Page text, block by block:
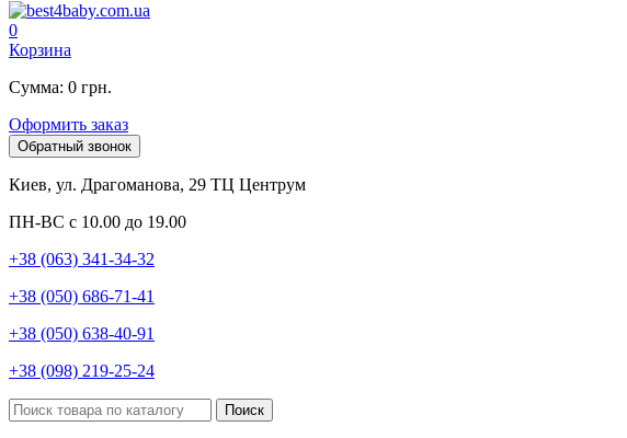
0
Корзина
Сумма: 0 грн.
Оформить заказ
Обратный звонок
Киев, ул. Драгоманова, 29 ТЦ Центрум
ПН-ВС с 10.00 до 19.00
+38 (063) 341-34-32
+38 (050) 686-71-41
+38 (050) 638-40-91
+38 (098) 219-25-24
Поиск